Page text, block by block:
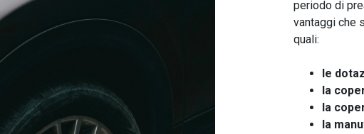
periodo di
vantaggi che
quali:
le
la
la
la